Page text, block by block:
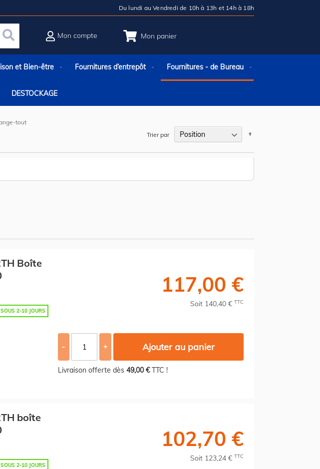
Du lundi au Vendredi de 10h à 13h et 14h à 18h
Mon panier
Rechercher
Mon compte
et Bien-être Fournitures d’entrepôt Fournitures - de Bureau
DESTOCKAGE
tout
Trier par
Boîte
2-10 JOURS
117,00 €
Soit 140,40 € TTC
- + Ajouter au panier
Livraison offerte dès 49,00 €TTC !
boîte
2-10 JOURS
102,70 €
Soit 123,24 € TTC